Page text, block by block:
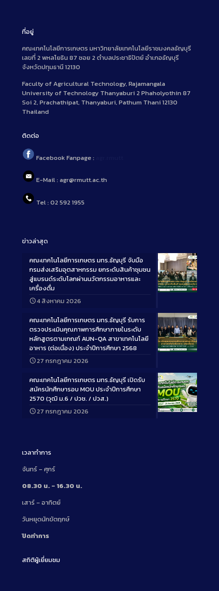
ที่อยู่
คณะเทคโนโลยีการเกษตร มหาวิทยาลัยเทคโนโลยีราชมงคลธัญบุรี
เลขที่ 2 พหลโยธิน 87 ซอย 2 ตำบลประชาธิปัตย์ อำเภอธัญบุรี
จังหวัดปทุมธานี 12130
Faculty of Agricultural Technology, Rajamangala
University of Technology Thanyaburi 2 Phaholyothin 87
Soi 2, Prachathipat, Thanyaburi, Pathum Thani 12130
Thailand
ติดต่อ
Facebook Fanpage :
E-Mail : agr@rmutt.ac.th
Tel : 02 592 1955
ข่าวล่าสุด
Long
คณะเทคโนโลยีการเกษตร มทร.ธัญบุรี จับมือ
กรมส่งเสริมอุตสาหกรรม ยกระดับสินค้าชุมชน
สู่แบรนด์ระดับโลกผ่านนวัตกรรมอาหารและ
เครื่องดื่ม
4 สิงหาคม 2026
Long
คณะเทคโนโลยีการเกษตร มทร.ธัญบุรี รับการ
ตรวจประเมินคุณภาพการศึกษาภายในระดับ
หลักสูตรตามเกณฑ์ AUN-QA สาขาเทคโนโลยี
อาหาร (ต่อเนื่อง) ประจำปีการศึกษา 2568
27 กรกฎาคม 2026
Long
คณะเทคโนโลยีการเกษตร มทร.ธัญบุรี เปิดรับ
สมัครนักศึกษารอบ MOU ประจำปีการศึกษา
2570 (วุฒิ ม.6 / ปวช. / ปวส.)
27 กรกฎาคม 2026
เวลาทำการ
จันทร์ – ศุกร์
08.30 น. – 16.30 น.
เสาร์ – อาทิตย์
วันหยุดนักขัตฤกษ์
ปิดทำการ
สถิติผู้เยี่ยมชม